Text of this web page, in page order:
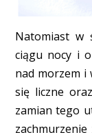
Natomiast w
ciągu nocy i
nad morzem i
się liczne
zamian tego